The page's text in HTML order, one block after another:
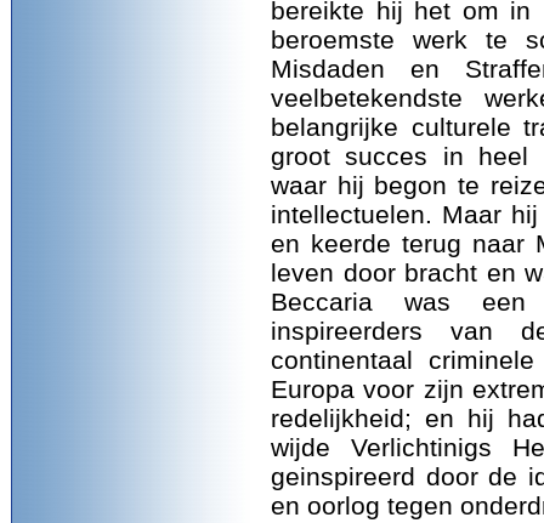
bereikte hij het om in
beroemste werk te
Misdaden en
veelbetekendste
belangrijke culturele
groot succes in heel
waar hij begon te
intellectuelen. Maar
en keerde terug naar
leven door bracht en
Beccaria was
inspireerders van
continentaal
Europa voor zijn
redelijkheid; en hij
wijde Verlichtinigs
geinspireerd door de
en oorlog tegen